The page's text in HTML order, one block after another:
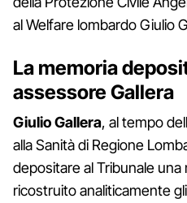
al Welfare lombardo Giulio
La memoria
assessore Gallera
Giulio Gallera, al tempo
alla Sanità di Regione
depositare al Tribunale una
ricostruito analiticamente